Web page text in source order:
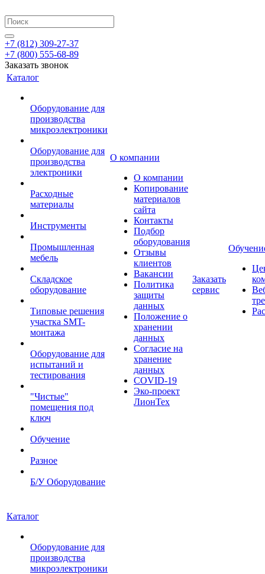
+7 (812) 309-27-37
+7 (800) 555-68-89
Заказать звонок
Каталог
Оборудование для
производства
микроэлектроники
Оборудование для
производства
электроники
Расходные
материалы
Инструменты
Промышленная
мебель
Складское
оборудование
Типовые решения
участка SMT-
монтажа
Оборудование для
испытаний и
тестирования
"Чистые"
помещения под
ключ
Обучение
Разное
Б/У Оборудование
О компании
О компании
Копирование
материалов
сайта
Контакты
Подбор
оборудования
Отзывы
клиентов
Вакансии
Политика
защиты
данных
Положение о
хранении
данных
Согласие на
хранение
данных
COVID-19
Эко-проект
ЛионТех
Заказать
сервис
Каталог
Оборудование для
производства
микроэлектроники